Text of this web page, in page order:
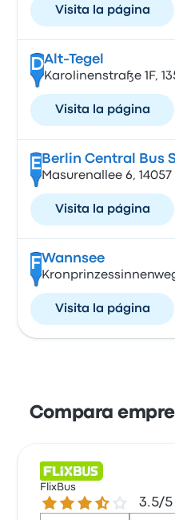
Visita la página
DAlt-Tegel
Karolinenstraße 1F,
Visita la página
E Berlin Central Bus
Masurenallee 6,
Visita la página
F Wannsee
Visita la página
Compara
FlixBus
3.5 sobre 5 estrellas
3.5/5